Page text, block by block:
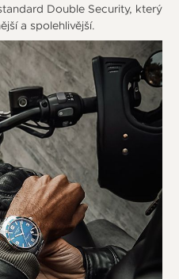
Double Security, který
a spolehlivější.